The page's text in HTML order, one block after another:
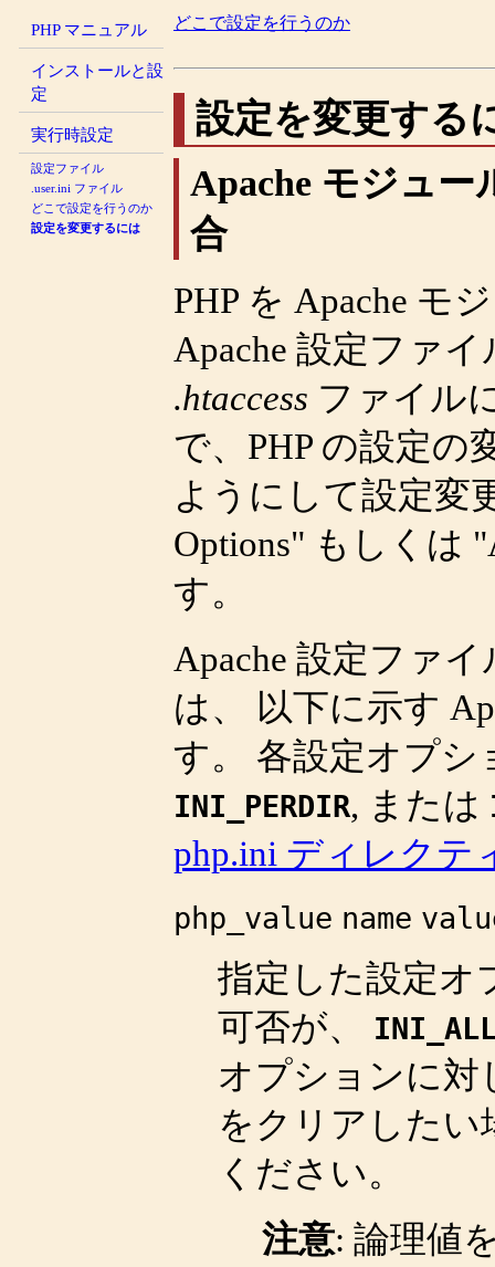
PHP マニュアル
インストールと設
定
実行時設定
設定ファイル
.user.ini ファイル
どこで設定を行うのか
設定を変更するには
どこで設定を行うのか
設定を変更する
Apache モジュー
合
PHP を Apache モ
Apache 設定ファイ
.htaccess ファイル
で、PHP の設定の
ようにして設定変
Options" もしくは
す。
Apache 設定ファ
は、 以下に示す
す。 各設定オプシ
INI_PERDIR, または
php.ini ディレクテ
php_value name
指定した設定オ
可否が、
オプションに対
をクリアしたい
ください。
注意: 論理値